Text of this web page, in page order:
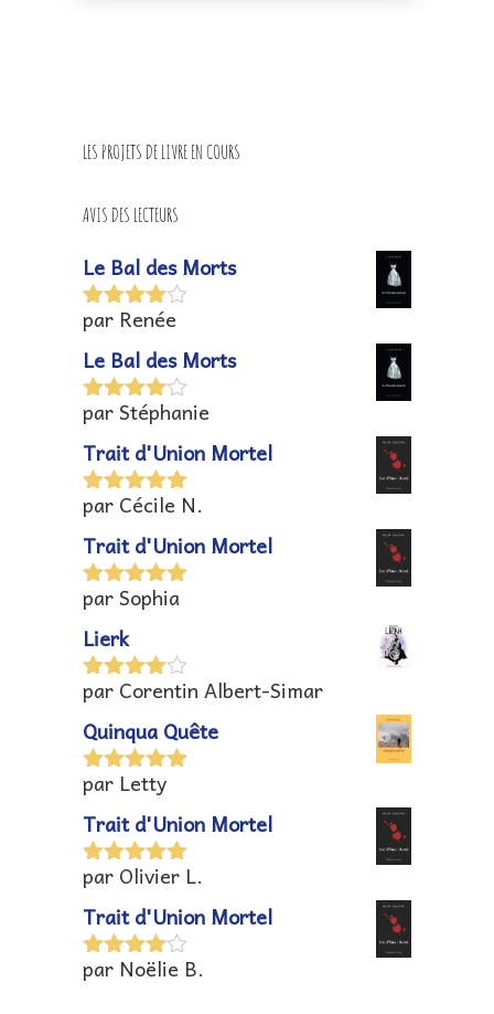
LES PROJETS DE LIVRE EN COURS
AVIS DES LECTEURS
Le Bal des Morts
Note4
par Renée
Le Bal des Morts
Note4
par Stéphanie
Trait d'Union Mortel
Note5sur
par Cécile N.
Trait d'Union Mortel
Note5sur
par Sophia
Lierk
Note4
par Corentin Albert-Simar
Quinqua Quête
Note5sur
par Letty
Trait d'Union Mortel
Note5sur
par Olivier L.
Trait d'Union Mortel
Note4
par Noëlie B.